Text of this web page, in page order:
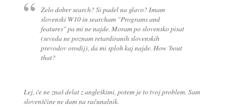
Zelo dober search? Si padel na glavo? Imam
slovenski W10 in searcham "Programs and
features" pa mi ne najde. Moram po slovensko pisat
(seveda ne poznam retardiranih slovenskih
prevodov orodij), da mi sploh kaj najde. How 'bout
that?
Lej, če ne znaš delat z angleškimi, potem je to tvoj problem. Sam
slovenščine ne dam na računalnik.